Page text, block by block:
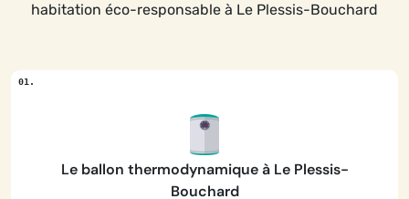
habitation éco-responsable à Le Plessis-Bouchard
Le ballon thermodynamique à Le Plessis-
Bouchard